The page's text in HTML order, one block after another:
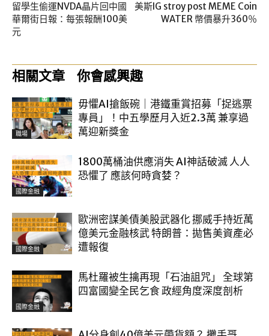
留學生偷運NVDA晶片回中國
華爾街日報：每張報酬100美
元
美斯IG stroy post MEME Coin
WATER 幣價暴升360％
相關文章 你會感興趣
職場
毋懼AI搶飯碗｜港鐵重賞招募「捉逃票
專員」！中五學歷月入近2.3萬 兼享過
萬迎新獎金
國際金融
1800萬桶油供應消失 AI神話破滅 人人
恐懼了 應該何時貪婪？
國際金融
歐洲密謀美債美股武器化 挪威手持近萬
億美元金融核武 特朗普：拋售美資產必
遭報復
國際金融
馬杜羅被生擒再現「石油詛咒」 全球第
四富國變全民乞食 政經角度深度剖析